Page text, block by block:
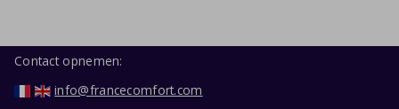
Contact opnemen:
info@francecomfort.com